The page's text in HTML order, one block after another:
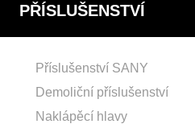
PŘÍSLUŠENSTVÍ
Příslušenství SANY
Demoliční příslušenství
Naklápěcí hlavy